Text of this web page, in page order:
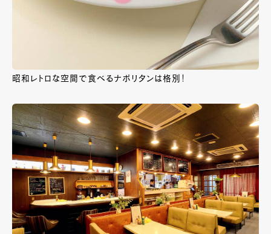
昭和レトロな空間で食べるナポリタンは格別！